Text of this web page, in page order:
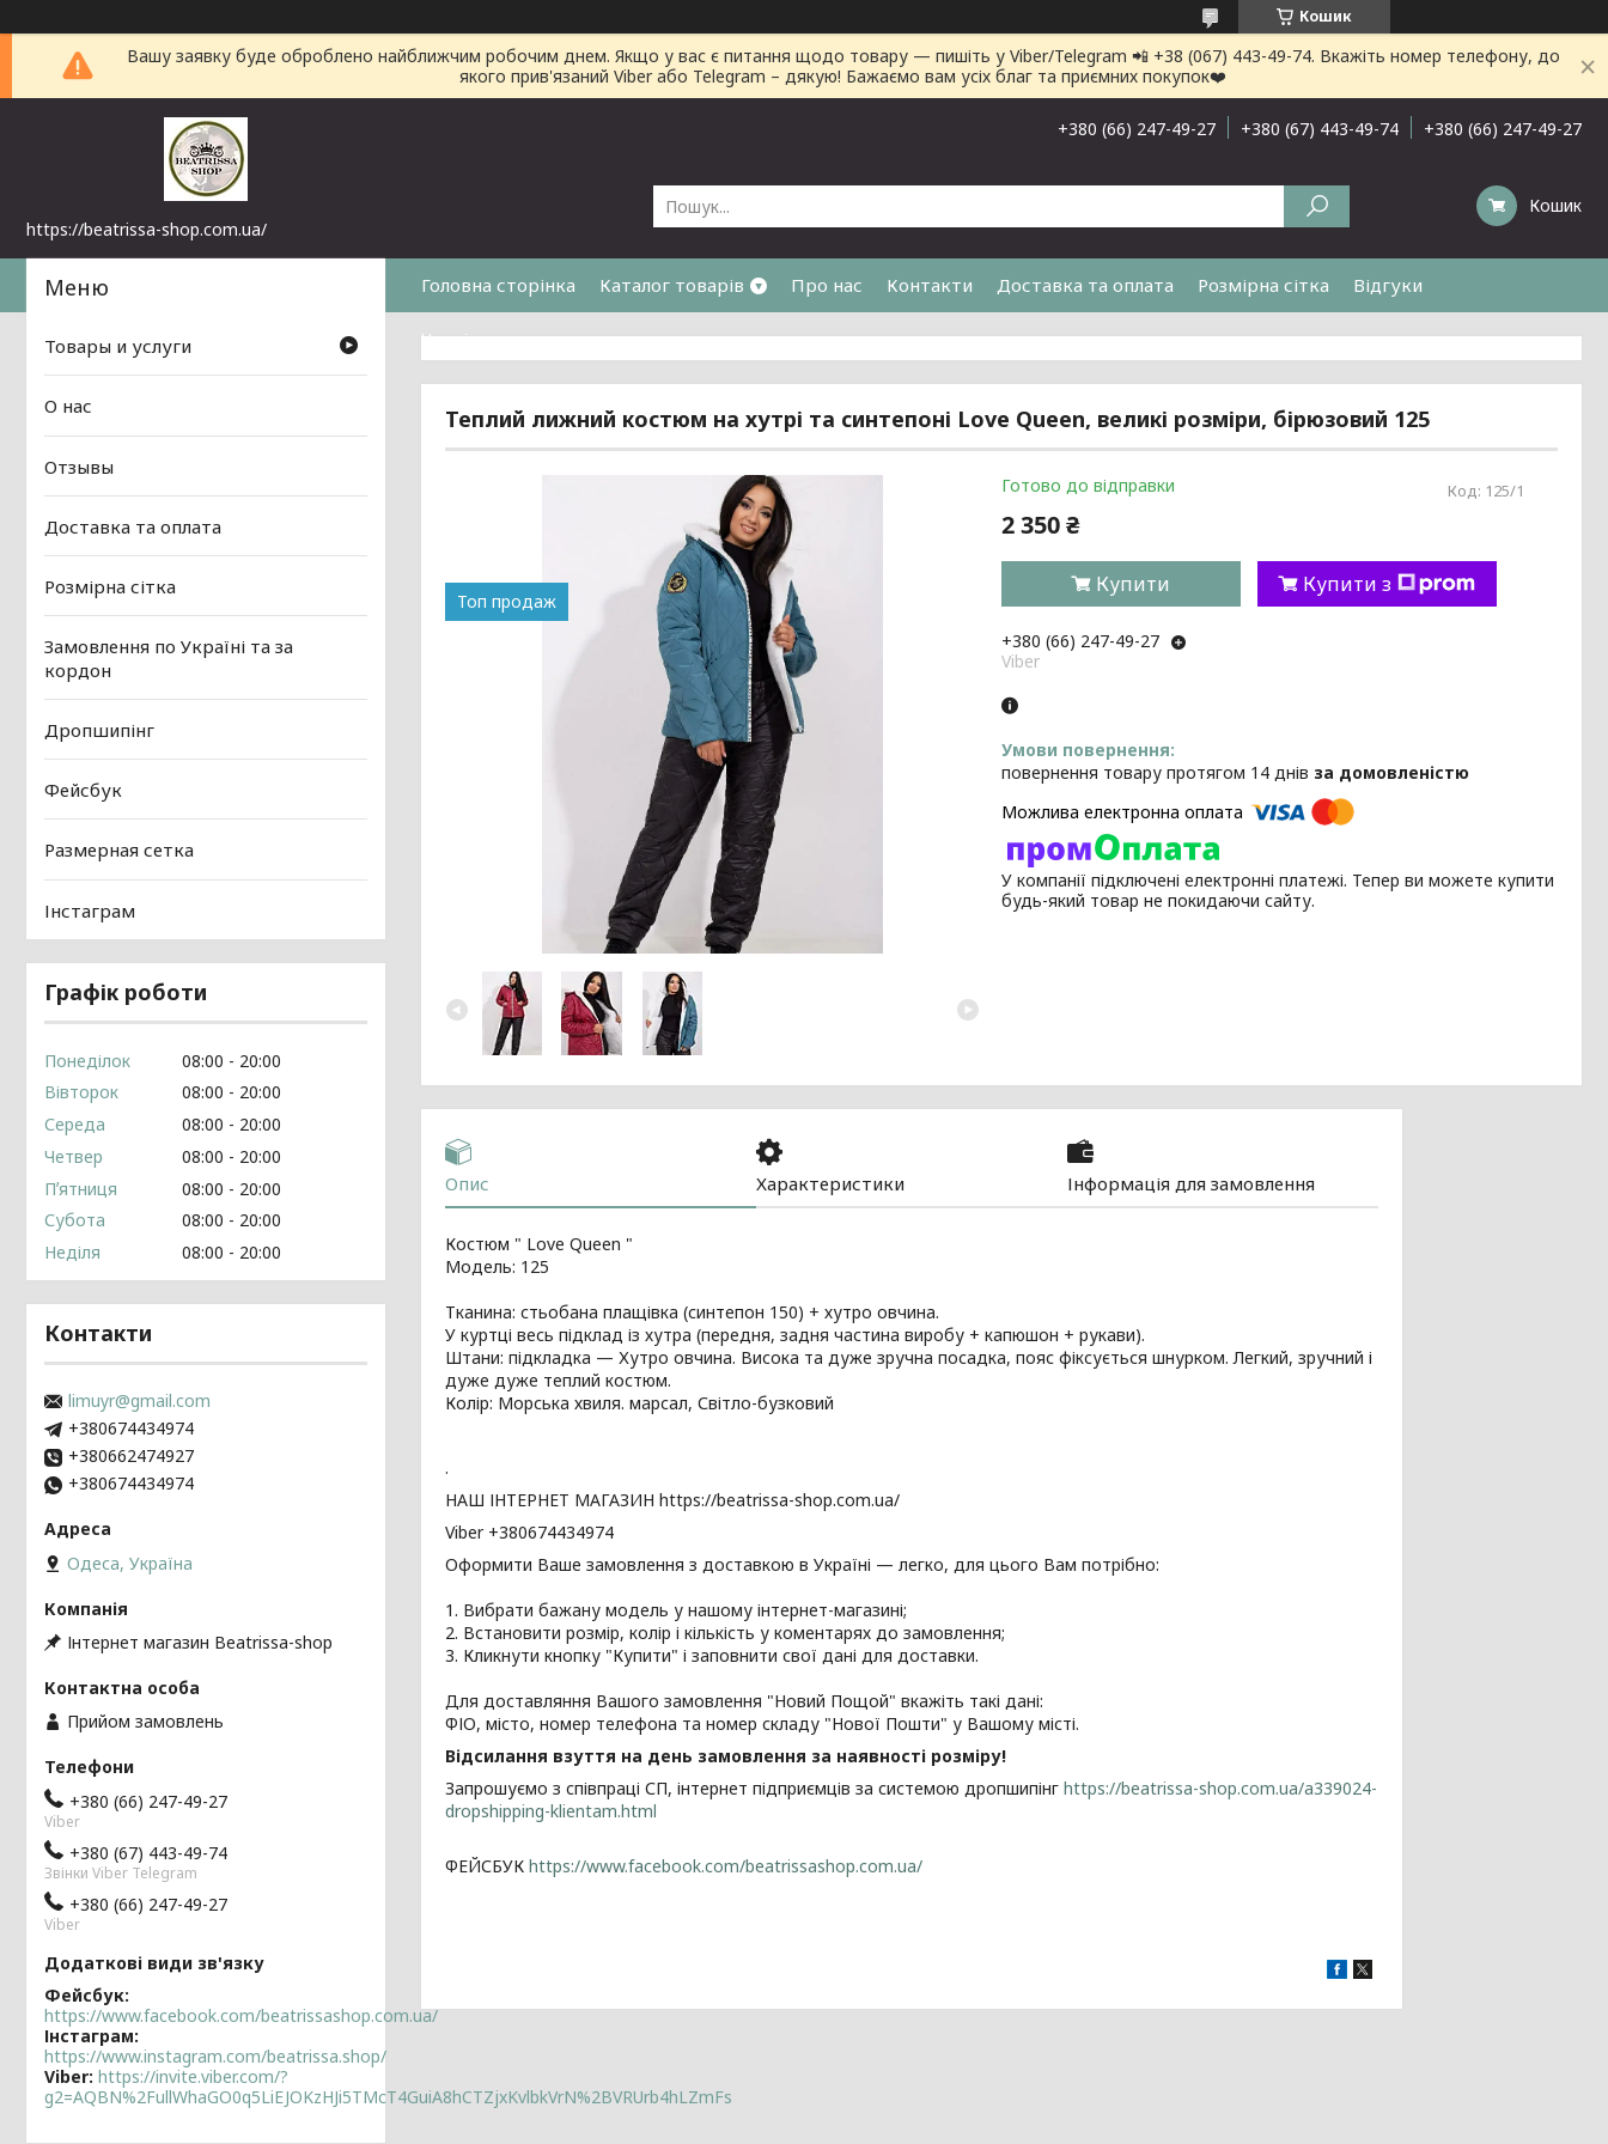
Кошик
Вашу заявку буде оброблено найближчим робочим днем. Якщо у вас є питання щодо товару — пишіть у Viber/Telegram 📲 +38 (067) 443-49-74. Вкажіть номер телефону, до
якого прив'язаний Viber або Telegram – дякую! Бажаємо вам усіх благ та приємних покупок❤️
https://beatrissa-shop.com.ua/
+380 (66) 247-49-27 +380 (67) 443-49-74 +380 (66) 247-49-27
Кошик
Головна сторінка Каталог товарів Про нас Контакти Доставка та оплата Розмірна сітка Відгуки
Часті питання
Теплий лижний костюм на хутрі та синтепоні Love Queen, великі розміри, бірюзовий 125
Топ продаж
Готово до відправки Код: 125/1
2 350 ₴
Купити Купити з
+380 (66) 247-49-27
Viber
повернення товару протягом 14 днів за домовленістю
У компанії підключені електронні платежі. Тепер ви можете купити
будь-який товар не покидаючи сайту.
Опис Характеристики Інформація для замовлення
Костюм " Love Queen "
Модель: 125
Тканина: стьобана плащівка (синтепон 150) + хутро овчина.
У куртці весь підклад із хутра (передня, задня частина виробу + капюшон + рукави).
Штани: підкладка — Хутро овчина. Висока та дуже зручна посадка, пояс фіксується шнурком. Легкий, зручний і
дуже дуже теплий костюм.
Колір: Морська хвиля. марсал, Світло-бузковий
.
НАШ ІНТЕРНЕТ МАГАЗИН https://beatrissa-shop.com.ua/
Viber +380674434974
Оформити Ваше замовлення з доставкою в Україні — легко, для цього Вам потрібно:
1. Вибрати бажану модель у нашому інтернет-магазині;
2. Встановити розмір, колір і кількість у коментарях до замовлення;
3. Кликнути кнопку "Купити" і заповнити свої дані для доставки.
Для доставляння Вашого замовлення "Новий Пощой" вкажіть такі дані:
ФІО, місто, номер телефона та номер складу "Нової Пошти" у Вашому місті.
Відсилання взуття на день замовлення за наявності розміру!
Запрошуємо з співпраці СП, інтернет підприємців за системою дропшипінг https://beatrissa-shop.com.ua/a339024-
dropshipping-klientam.html
ФЕЙСБУК https://www.facebook.com/beatrissashop.com.ua/
Товары и услуги
О нас
Отзывы
Доставка та оплата
Розмірна сітка
Замовлення по Україні та за
кордон
Дропшипінг
Фейсбук
Размерная сетка
Інстаграм
Графік роботи
Понеділок 08:00
20:00
Вівторок
08:00
20:00
Середа
08:00
20:00
Четвер
08:00
20:00
Пʼятниця
08:00
20:00
Субота
08:00
20:00
Неділя
08:00 20:00
Контакти
limuyr@gmail.com
+380674434974
+380662474927
+380674434974
Одеса, Україна
Інтернет магазин Beatrissa-shop
Прийом замовлень
+380 (66) 247-49-27
Viber
+380 (67) 443-49-74
Звінки Viber Telegram
+380 (66) 247-49-27
Viber
Фейсбук
https://www.facebook.com/beatrissashop.com.ua/
Інстаграм
https://www.instagram.com/beatrissa.shop/
Viber https://invite.viber.com/?
g2=AQBN%2FullWhaGO0q5LiEJOKzHJi5TMcT4GuiA8hCTZjxKvlbkVrN%2BVRUrb4hLZmFs